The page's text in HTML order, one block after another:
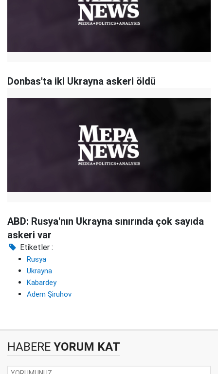
Donbas'ta iki Ukrayna askeri öldü
ABD: Rusya'nın Ukrayna sınırında çok sayıda
askeri var
Etiketler :
Rusya
Ukrayna
Kabardey
Adem Şiruhov
HABERE YORUM KAT